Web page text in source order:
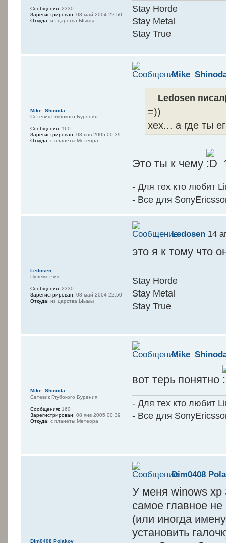
Stay Horde
Stay Metal
Stay True
Сообщения: 2330
Зарегистрирован: 08 май 2004 22:50
Откуда: из царства Ыыыы
Ledosen
=))
хех... а где ты
Это ты к чему
- Для тех кто любит
- Все для
Mike_Shinoda
Сетевик Глубокого Бурения
Сообщения: 160
Зарегистрирован: 08 янв 2005 00:39
Откуда: с планеты Метеора
Ledosen 14
это я к тому что
Stay Horde
Stay Metal
Stay True
Ledosen
Пулеметчик
Сообщения: 2330
Зарегистрирован: 08 май 2004 22:50
Откуда: из царства Ыыыы
вот терь понятно
- Для тех кто любит
- Все для
Mike_Shinoda
Сетевик Глубокого Бурения
Сообщения: 160
Зарегистрирован: 08 янв 2005 00:39
Откуда: с планеты Метеора
Dim0408
У меня winows
самое главное
(или иногда
установить
Dim0408 Polakov